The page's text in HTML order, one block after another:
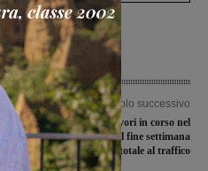
Articolo successivo
Terza corsia A1: lavori in corso nel
tratto fino a Incisa. Nel fine settimana
chiusura totale al traffico